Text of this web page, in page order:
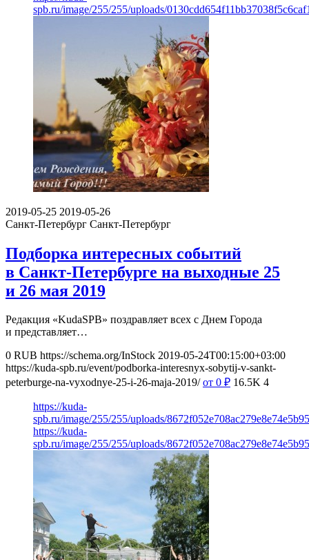
spb.ru/image/255/255/uploads/
2019-05-25 2019-05-26
Санкт-Петербург Санкт-Петербург
Подборка интересных событий
в Санкт-Петербурге на выходные 25
и 26 мая 2019
Редакция «KudaSPB» поздравляет всех с Днем Города
и представляет…
0 RUB https://schema.org/InStock 2019-05-24T00:15:00+03:00
https://kuda-spb.ru/event/podborka-interesnyx-sobytij-v-sankt-
peterburge-na-vyxodnye-25-i-26-maja-2019/ от 0 ₽ 16.5K 4
https://kuda-
spb.ru/image/255/255/uploads/
https://kuda-
spb.ru/image/255/255/uploads/